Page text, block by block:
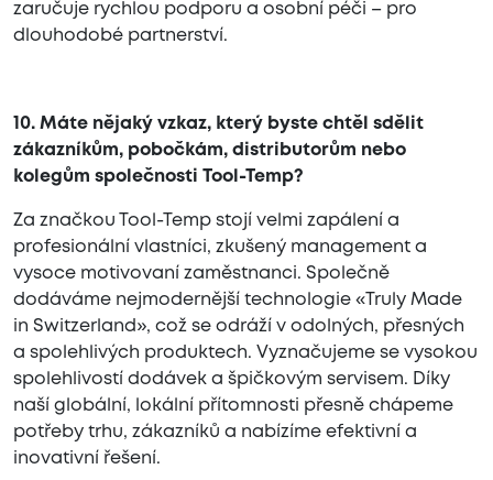
zaručuje rychlou podporu a osobní péči – pro
dlouhodobé partnerství.
10. Máte nějaký vzkaz, který byste chtěl sdělit
zákazníkům, pobočkám, distributorům nebo
kolegům společnosti Tool-Temp?
Za značkou Tool-Temp stojí velmi zapálení a
profesionální vlastníci, zkušený management a
vysoce motivovaní zaměstnanci. Společně
dodáváme nejmodernější technologie «Truly Made
in Switzerland», což se odráží v odolných, přesných
a spolehlivých produktech. Vyznačujeme se vysokou
spolehlivostí dodávek a špičkovým servisem. Díky
naší globální, lokální přítomnosti přesně chápeme
potřeby trhu, zákazníků a nabízíme efektivní a
inovativní řešení.